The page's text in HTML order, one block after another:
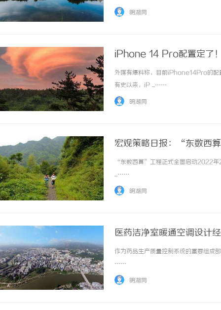
明湖网
iPhone 14 Pro配置定了
外媒有爆料称，目前iPhone14Pro的
有史以来，iP ...……
明湖网
宏观策略日报：“东数西
“东数西算”工程正式全面启动2022年
...……
明湖网
医药洁净室暖通空调设计
作为药品生产质量控制系统的重要组成
……
明湖网